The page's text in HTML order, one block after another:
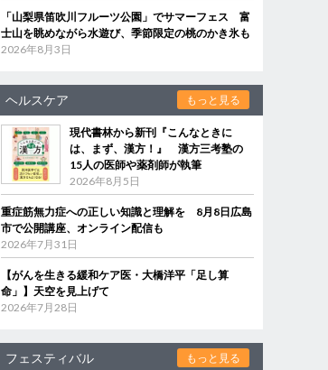
「山梨県笛吹川フルーツ公園」でサマーフェス 富
士山を眺めながら水遊び、季節限定の桃のかき氷も
2026年8月3日
ヘルスケア もっと見る
現代書林から新刊『こんなときに
は、まず、漢方！』 漢方三考塾の
15人の医師や薬剤師が執筆
2026年8月5日
重症筋無力症への正しい知識と理解を 8月8日広島
市で公開講座、オンライン配信も
2026年7月31日
【がんを生きる緩和ケア医・大橋洋平「足し算
命」】天空を見上げて
2026年7月28日
フェスティバル もっと見る